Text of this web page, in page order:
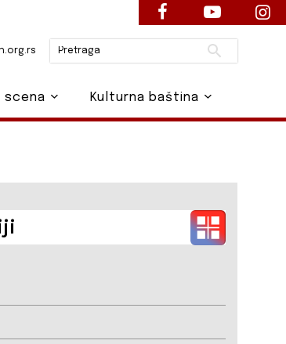
Pretraži
scena Kulturna baština